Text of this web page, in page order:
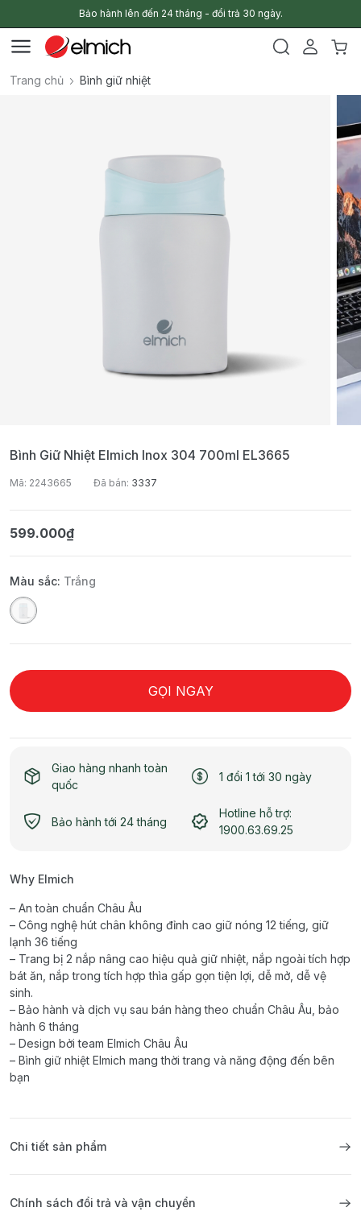
Bảo hành lên đến 24 tháng - đổi trả 30 ngày.
Trang chủ Bình giữ nhiệt
Bình Giữ Nhiệt Elmich Inox 304 700ml EL3665
Mã: 2243665 Đã bán: 3337
599.000₫
Màu sắc: Trắng
GỌI NGAY
Giao hàng nhanh toàn
quốc
1 đổi 1 tới 30 ngày
Bảo hành tới 24 tháng
Hotline hỗ trợ:
1900.63.69.25
Why Elmich
– An toàn chuẩn Châu Âu
– Công nghệ hút chân không đỉnh cao giữ nóng 12 tiếng, giữ
lạnh 36 tiếng
– Trang bị 2 nắp nâng cao hiệu quả giữ nhiệt, nắp ngoài tích hợp
bát ăn, nắp trong tích hợp thìa gấp gọn tiện lợi, dễ mở, dễ vệ
sinh.
– Bảo hành và dịch vụ sau bán hàng theo chuẩn Châu Âu, bảo
hành 6 tháng
– Design bởi team Elmich Châu Âu
– Bình giữ nhiệt Elmich mang thời trang và năng động đến bên
bạn
Chi tiết sản phẩm
Chính sách đổi trả và vận chuyển